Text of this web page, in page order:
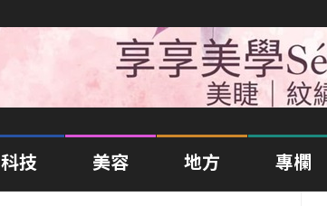
科技 美容 地方 專欄